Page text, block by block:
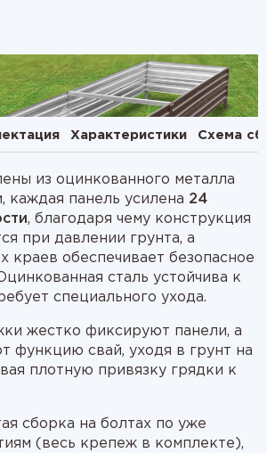
Характеристики Схема
из оцинкованного металла
каждая панель усилена 24
, благодаря чему конструкция
при давлении грунта, а
краев обеспечивает безопасное
сталь устойчива к
специального ухода.
жестко фиксируют панели, а
функцию свай, уходя в грунт на
плотную привязку грядки к
сборка на болтах по уже
(весь крепеж в комплекте),